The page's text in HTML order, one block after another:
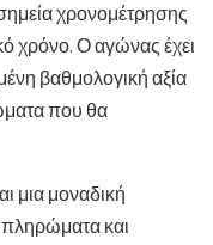
χρονομέτρησης
χρόνο. Ο αγώνας έχει
βαθμολογική αξία
που θα
μια μοναδική
και